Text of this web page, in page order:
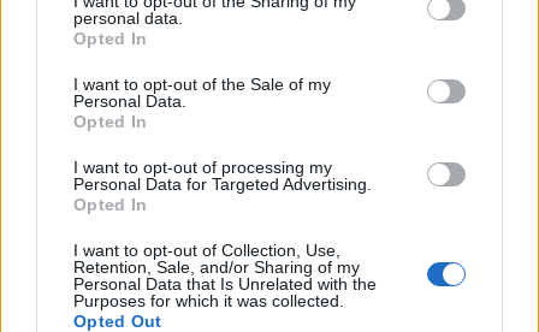
personal data.
Opted In
I want to opt-out of the Sale of my
Personal Data.
Opted In
I want to opt-out of processing my
Personal Data for Targeted Advertising.
Opted In
I want to opt-out of Collection, Use,
Retention, Sale, and/or Sharing of my
Personal Data that Is Unrelated with the
Purposes for which it was collected.
Opted Out
ΒΗΜΑ ΓΙΩΡΓΟΣ ΠΑΠΑΧΡΗΣΤΟΣ ΜΜΕ ΤΥΠΟΣ